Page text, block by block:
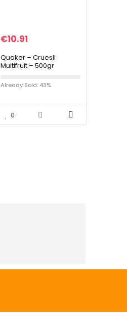
€10.91
Quaker – Cruesli
Multifruit – 500gr
Already Sold: 43%
0